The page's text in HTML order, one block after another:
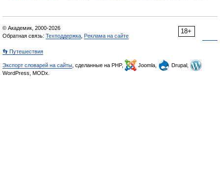
18+
© Академик, 2000-2026
Обратная связь: Техподдержка Реклама на сайте
👣 Путешествия
Экспорт словарей на сайты , сделанные на PHP, Joomla,
Drupal,
WordPress, MODx.